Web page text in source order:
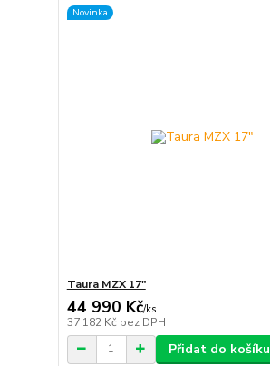
Novinka
Taura MZX 17"
44 990 Kč/ks
37 182 Kč bez DPH
Přidat do košíku